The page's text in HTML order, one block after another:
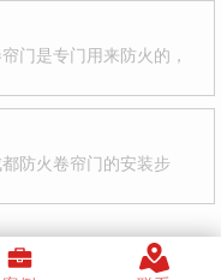
门是专门用来防火的，
防火卷帘门的安装步